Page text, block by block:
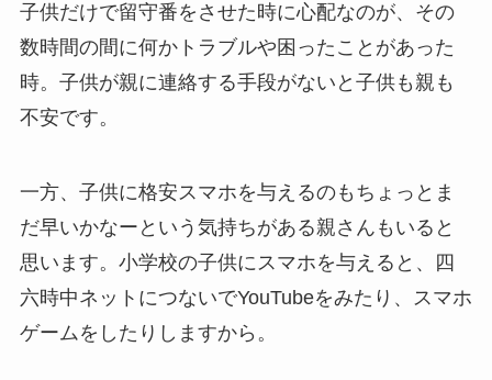
子供だけで留守番をさせた時に心配なのが、その
数時間の間に何かトラブルや困ったことがあった
時。子供が親に連絡する手段がないと子供も親も
不安です。
一方、子供に格安スマホを与えるのもちょっとま
だ早いかなーという気持ちがある親さんもいると
思います。小学校の子供にスマホを与えると、四
六時中ネットにつないでYouTubeをみたり、スマホ
ゲームをしたりしますから。